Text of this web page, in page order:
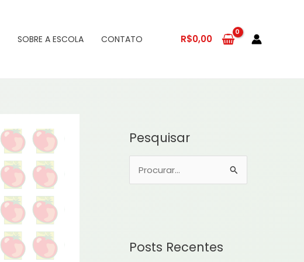
SOBRE A ESCOLA CONTATO R$0,00
Pesquisar
u
Posts Recentes